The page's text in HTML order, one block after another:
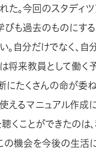
た。今回のスタディ
びも過去のものにす
。自分だけでなく、
は将来教員として働く
にたくさんの命が委
えるマニュアル作成
くことができたのは
の機会を今後の生活